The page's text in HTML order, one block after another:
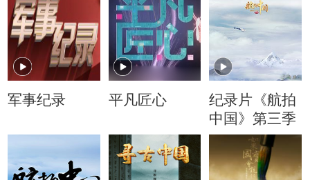
军事纪录 平凡匠心
纪录片《航拍
中国》第三季